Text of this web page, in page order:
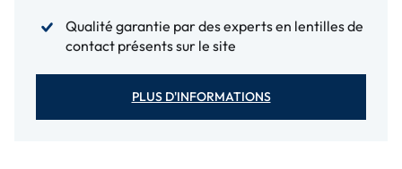
Qualité garantie par des experts en lentilles de
contact présents sur le site
PLUS D'INFORMATIONS